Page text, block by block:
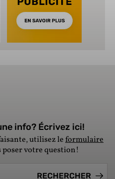
info? Écrivez ici!
utilisez leformulaire
votre question!